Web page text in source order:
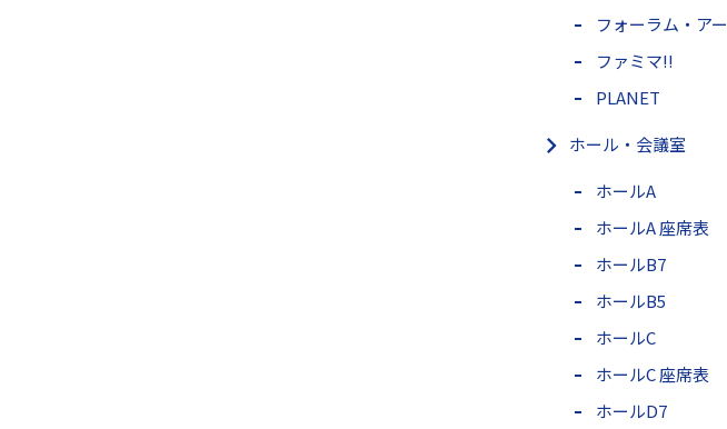
フォーラム・ア
ファミマ!!
PLANET
ホール・会議室
ホールA
ホールA 座席表
ホールB7
ホールB5
ホールC
ホールC 座席表
ホールD7